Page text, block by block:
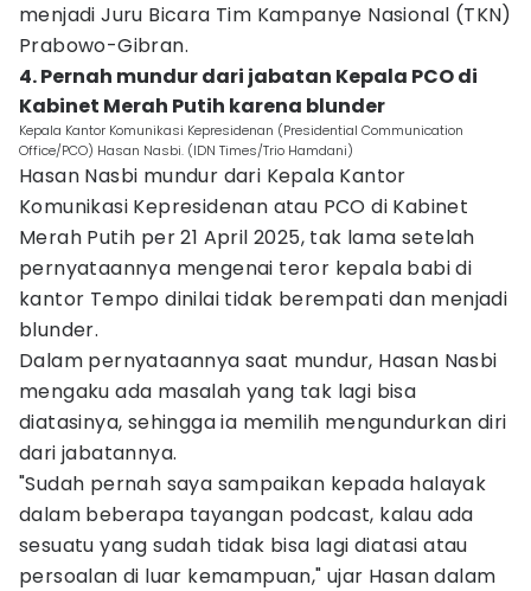
menjadi Juru Bicara Tim Kampanye Nasional (TKN)
Prabowo-Gibran.
4. Pernah mundur dari jabatan Kepala PCO di
Kabinet Merah Putih karena blunder
Kepala Kantor Komunikasi Kepresidenan (Presidential Communication
Office/PCO) Hasan Nasbi. (IDN Times/Trio Hamdani)
Hasan Nasbi mundur dari Kepala Kantor
Komunikasi Kepresidenan atau PCO di Kabinet
Merah Putih per 21 April 2025, tak lama setelah
pernyataannya mengenai teror kepala babi di
kantor Tempo dinilai tidak berempati dan menjadi
blunder.
Dalam pernyataannya saat mundur, Hasan Nasbi
mengaku ada masalah yang tak lagi bisa
diatasinya, sehingga ia memilih mengundurkan diri
dari jabatannya.
"Sudah pernah saya sampaikan kepada halayak
dalam beberapa tayangan podcast, kalau ada
sesuatu yang sudah tidak bisa lagi diatasi atau
persoalan di luar kemampuan," ujar Hasan dalam